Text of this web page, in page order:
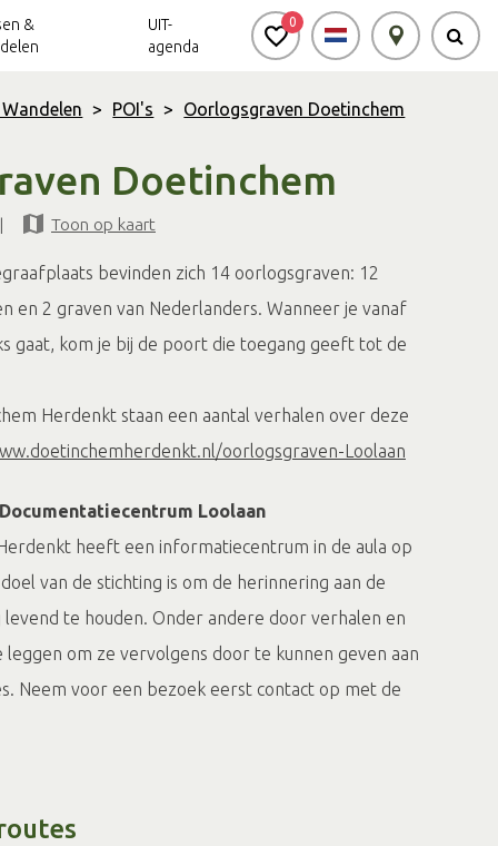
Achterhoek
app
Meldpunt Routes
&
Landschap
UIT-
agenda
0
> POI's > Oorlogsgraven Doetinchem
Doetinchem
| Toon op kaart
bevinden zich 14 oorlogsgraven: 12
en 2 graven van Nederlanders. Wanneer je vanaf
gaat, kom je bij de poort die toegang geeft tot de
Herdenkt staan een aantal verhalen over deze
oorlogsgraven-Loolaan
Loolaan
heeft een informatiecentrum in de aula op
van de stichting is om de herinnering aan de
te houden. Onder andere door verhalen en
leggen om ze vervolgens door te kunnen geven aan
Neem voor een bezoek eerst contact op met de
informatie op hun site: